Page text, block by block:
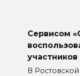
Сервисом
В Ростовской